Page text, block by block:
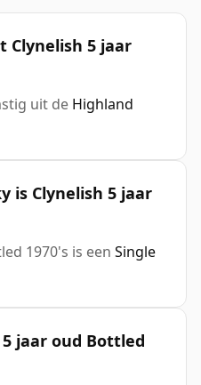
Clynelish 5 jaar
uit de Highland
is Clynelish 5 jaar
1970's is een Single
jaar oud Bottled